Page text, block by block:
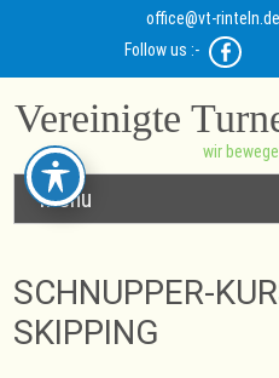
office@vt-rinteln.de
Follow us :-
Vereinigte
wir
Menu
SCHNUPPER-
SKIPPING